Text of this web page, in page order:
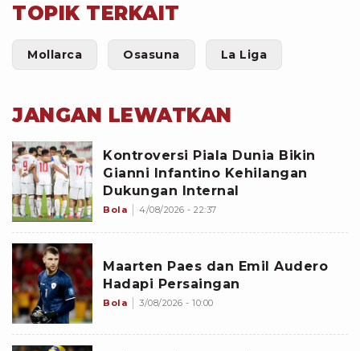
TOPIK TERKAIT
Mollarca Osasuna La Liga
JANGAN LEWATKAN
Kontroversi Piala Dunia Bikin
Gianni Infantino Kehilangan
Dukungan Internal
Bola 4/08/2026 - 22:37
Maarten Paes dan Emil Audero
Hadapi Persaingan
Bola 3/08/2026 - 10:00